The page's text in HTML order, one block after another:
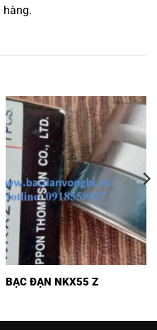
hàng.
BẠC ĐẠN NKX55 Z